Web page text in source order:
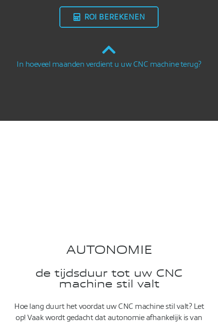
ROI BEREKENEN
In hoeveel maanden verdient u uw CNC machine terug?
AUTONOMIE
de tijdsduur tot uw CNC
machine stil valt
Hoe lang duurt het voordat uw CNC machine stil valt? Let
op! Vaak wordt gedacht dat autonomie afhankelijk is van